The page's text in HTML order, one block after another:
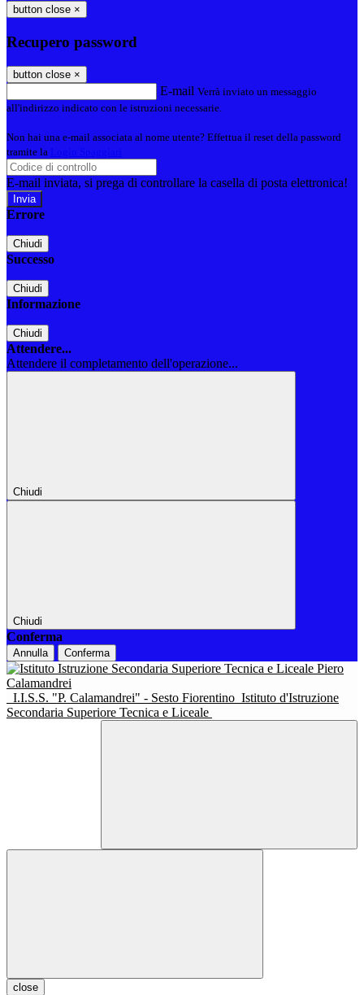
button close ×
Recupero password
button close ×
E-mail Verrà inviato un messaggio
all'indirizzo indicato con le istruzioni necessarie.
Non hai una e-mail associata al nome utente? Effettua il reset della password
tramite la
E-mail inviata, si prega di controllare la casella di posta elettronica!
Errore
Chiudi
Successo
Chiudi
Informazione
Chiudi
Attendere...
Attendere il completamento dell'operazione...
Chiudi
Chiudi
Conferma
Annulla Conferma
I.I.S.S. "P. Calamandrei" - Sesto Fiorentino Istituto d'Istruzione
Secondaria Superiore Tecnica e Liceale
close